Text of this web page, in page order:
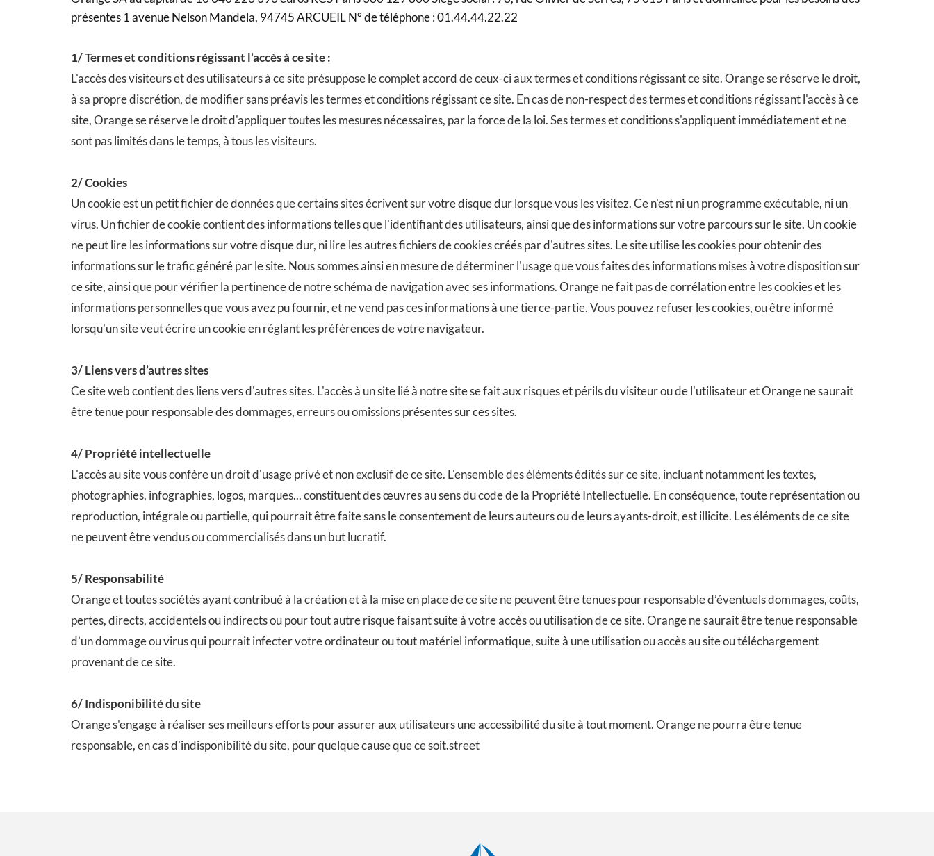
présentes 1 avenue Nelson Mandela, 94745 ARCUEIL N° de téléphone : 01.44.44.22.22
1/ Termes et conditions régissant l’accès à ce site :
L'accès des visiteurs et des utilisateurs à ce site présuppose le complet accord de ceux-ci aux termes et conditions régissant ce site. Orange se réserve le droit,
à sa propre discrétion, de modifier sans préavis les termes et conditions régissant ce site. En cas de non-respect des termes et conditions régissant l'accès à ce
site, Orange se réserve le droit d'appliquer toutes les mesures nécessaires, par la force de la loi. Ses termes et conditions s'appliquent immédiatement et ne
sont pas limités dans le temps, à tous les visiteurs.
2/ Cookies
Un cookie est un petit fichier de données que certains sites écrivent sur votre disque dur lorsque vous les visitez. Ce n'est ni un programme exécutable, ni un
virus. Un fichier de cookie contient des informations telles que l'identifiant des utilisateurs, ainsi que des informations sur votre parcours sur le site. Un cookie
ne peut lire les informations sur votre disque dur, ni lire les autres fichiers de cookies créés par d'autres sites. Le site utilise les cookies pour obtenir des
informations sur le trafic généré par le site. Nous sommes ainsi en mesure de déterminer l'usage que vous faites des informations mises à votre disposition sur
ce site, ainsi que pour vérifier la pertinence de notre schéma de navigation avec ses informations. Orange ne fait pas de corrélation entre les cookies et les
informations personnelles que vous avez pu fournir, et ne vend pas ces informations à une tierce-partie. Vous pouvez refuser les cookies, ou être informé
lorsqu'un site veut écrire un cookie en réglant les préférences de votre navigateur.
3/ Liens vers d’autres sites
Ce site web contient des liens vers d'autres sites. L'accès à un site lié à notre site se fait aux risques et périls du visiteur ou de l'utilisateur et Orange ne saurait
être tenue pour responsable des dommages, erreurs ou omissions présentes sur ces sites.
4/ Propriété intellectuelle
L'accès au site vous confère un droit d'usage privé et non exclusif de ce site. L'ensemble des éléments édités sur ce site, incluant notamment les textes,
photographies, infographies, logos, marques... constituent des œuvres au sens du code de la Propriété Intellectuelle. En conséquence, toute représentation ou
reproduction, intégrale ou partielle, qui pourrait être faite sans le consentement de leurs auteurs ou de leurs ayants-droit, est illicite. Les éléments de ce site
ne peuvent être vendus ou commercialisés dans un but lucratif.
5/ Responsabilité
Orange et toutes sociétés ayant contribué à la création et à la mise en place de ce site ne peuvent être tenues pour responsable d’éventuels dommages, coûts,
pertes, directs, accidentels ou indirects ou pour tout autre risque faisant suite à votre accès ou utilisation de ce site. Orange ne saurait être tenue responsable
d’un dommage ou virus qui pourrait infecter votre ordinateur ou tout matériel informatique, suite à une utilisation ou accès au site ou téléchargement
provenant de ce site.
6/ Indisponibilité du site
Orange s'engage à réaliser ses meilleurs efforts pour assurer aux utilisateurs une accessibilité du site à tout moment. Orange ne pourra être tenue
responsable, en cas d'indisponibilité du site, pour quelque cause que ce soit.street